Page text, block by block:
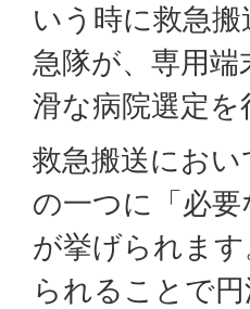
いう時に救急
急隊が、専用
滑な病院選定
救急搬送にお
の一つに「必
が挙げられま
られることで